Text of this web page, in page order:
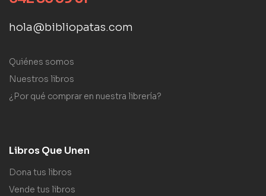
hola@bibliopatas.com
Quiénes somos
Nuestros libros
¿Por qué comprar en nuestra librería?
Libros Que Unen
Dona tus libros
Vende tus libros